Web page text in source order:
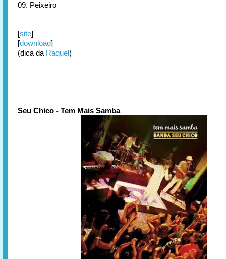
09. Peixeiro
[site]
[download]
(dica da Raquel)
Seu Chico - Tem Mais Samba